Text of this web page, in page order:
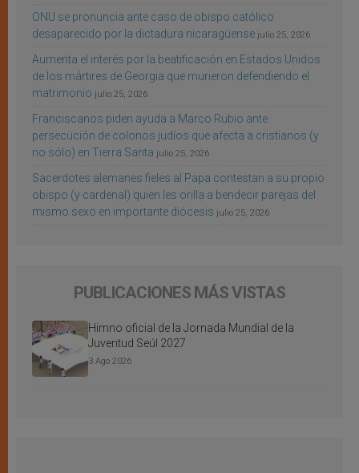
ONU se pronuncia ante caso de obispo católico
desaparecido por la dictadura nicaragüense julio 25, 2026
Aumenta el interés por la beatificación en Estados Unidos
de los mártires de Georgia que murieron defendiendo el
matrimonio julio 25, 2026
Franciscanos piden ayuda a Marco Rubio ante
persecución de colonos judíos que afecta a cristianos (y
no sólo) en Tierra Santa julio 25, 2026
Sacerdotes alemanes fieles al Papa contestan a su propio
obispo (y cardenal) quien les orilla a bendecir parejas del
mismo sexo en importante diócesis julio 25, 2026
PUBLICACIONES MÁS VISTAS
Himno oficial de la Jornada Mundial de la
Juventud Seúl 2027
3 Ago 2026